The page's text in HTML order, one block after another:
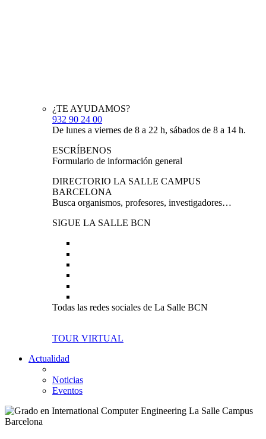
¿TE AYUDAMOS?
932 90 24 00
De lunes a viernes de 8 a 22 h, sábados de 8 a 14 h.
ESCRÍBENOS
Formulario de información general
DIRECTORIO LA SALLE CAMPUS
BARCELONA
Busca organismos, profesores, investigadores…
SIGUE LA SALLE BCN
Todas las redes sociales de La Salle BCN
TOUR VIRTUAL
Actualidad
Noticias
Eventos